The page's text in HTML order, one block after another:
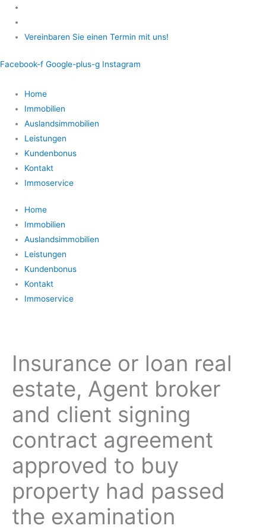
Zum
Inhalt
springenVereinbaren Sie einen Termin mit uns!
Facebook-f Google-plus-g Instagram
Home
Immobilien
Auslandsimmobilien
Leistungen
Kundenbonus
Kontakt
Immoservice
Home
Immobilien
Auslandsimmobilien
Leistungen
Kundenbonus
Kontakt
Immoservice
Insurance or loan real
estate, Agent broker
and client signing
contract agreement
approved to buy
property had passed
the examination